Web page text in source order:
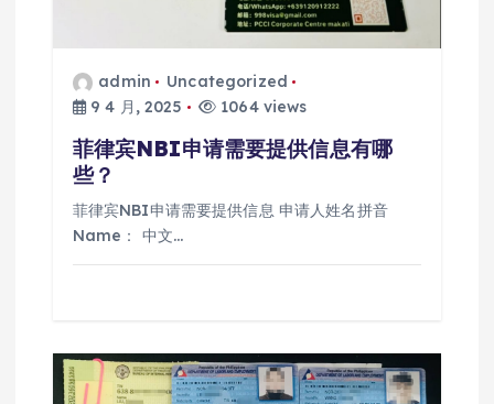
admin
Uncategorized
9 4 月, 2025
1064 views
菲律宾NBI申请需要提供信息有哪
些？
菲律宾NBI申请需要提供信息 申请人姓名拼音
Name： 中文…